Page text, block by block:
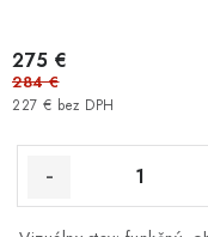
227 € bez DPH
275 €
284 €